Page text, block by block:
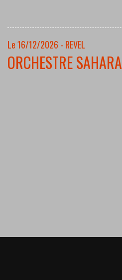
Le 16/12/2026 - REVEL
ORCHESTRE SAHARA